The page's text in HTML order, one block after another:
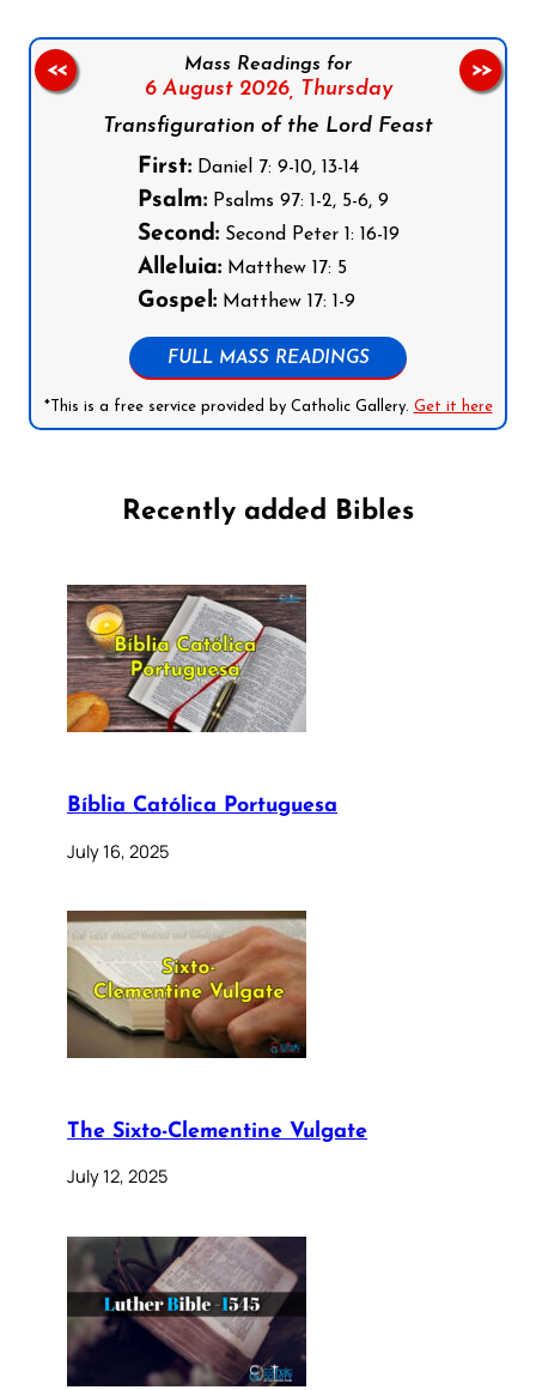
Mass Readings for
6 August 2026, Thursday
Transfiguration of the Lord Feast
First:Daniel 7: 9-10, 13-14
Psalm:Psalms 97: 1-2, 5-6, 9
Second:Second Peter 1: 16-19
Alleluia:Matthew 17: 5
Gospel:Matthew 17: 1-9
FULL MASS READINGS
*This is a free service provided by Catholic Gallery. Get it here
<< >>
Recently added Bibles
Bíblia Católica Portuguesa
July 16, 2025
The Sixto-Clementine Vulgate
July 12, 2025